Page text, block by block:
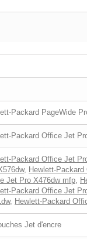
Packard PageWide
Packard Office Jet
Packard Office Jet
, Hewlett-
Jet Pro X476dw mfp,
Packard Office Jet
, Hewlett-Packard
Jet d'encre